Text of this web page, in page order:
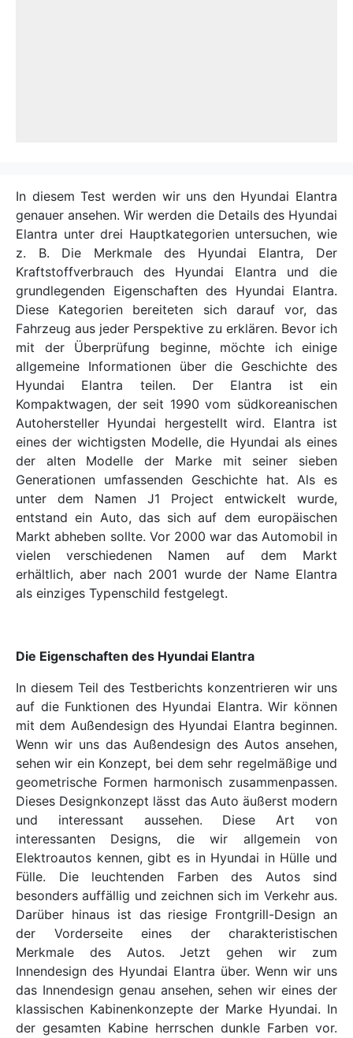
In diesem Test werden wir uns den Hyundai Elantra
genauer ansehen. Wir werden die Details des Hyundai
Elantra unter drei Hauptkategorien untersuchen, wie
z. B. Die Merkmale des Hyundai Elantra, Der
Kraftstoffverbrauch des Hyundai Elantra und die
grundlegenden Eigenschaften des Hyundai Elantra.
Diese Kategorien bereiteten sich darauf vor, das
Fahrzeug aus jeder Perspektive zu erklären. Bevor ich
mit der Überprüfung beginne, möchte ich einige
allgemeine Informationen über die Geschichte des
Hyundai Elantra teilen. Der Elantra ist ein
Kompaktwagen, der seit 1990 vom südkoreanischen
Autohersteller Hyundai hergestellt wird. Elantra ist
eines der wichtigsten Modelle, die Hyundai als eines
der alten Modelle der Marke mit seiner sieben
Generationen umfassenden Geschichte hat. Als es
unter dem Namen J1 Project entwickelt wurde,
entstand ein Auto, das sich auf dem europäischen
Markt abheben sollte. Vor 2000 war das Automobil in
vielen verschiedenen Namen auf dem Markt
erhältlich, aber nach 2001 wurde der Name Elantra
als einziges Typenschild festgelegt.
Die Eigenschaften des Hyundai Elantra
In diesem Teil des Testberichts konzentrieren wir uns
auf die Funktionen des Hyundai Elantra. Wir können
mit dem Außendesign des Hyundai Elantra beginnen.
Wenn wir uns das Außendesign des Autos ansehen,
sehen wir ein Konzept, bei dem sehr regelmäßige und
geometrische Formen harmonisch zusammenpassen.
Dieses Designkonzept lässt das Auto äußerst modern
und interessant aussehen. Diese Art von
interessanten Designs, die wir allgemein von
Elektroautos kennen, gibt es in Hyundai in Hülle und
Fülle. Die leuchtenden Farben des Autos sind
besonders auffällig und zeichnen sich im Verkehr aus.
Darüber hinaus ist das riesige Frontgrill-Design an
der Vorderseite eines der charakteristischen
Merkmale des Autos. Jetzt gehen wir zum
Innendesign des Hyundai Elantra über. Wenn wir uns
das Innendesign genau ansehen, sehen wir eines der
klassischen Kabinenkonzepte der Marke Hyundai. In
der gesamten Kabine herrschen dunkle Farben vor.